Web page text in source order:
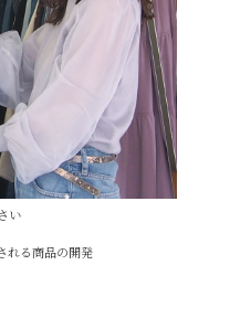
い
れる商品の開発